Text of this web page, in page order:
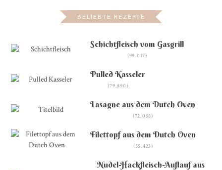
BELIEBTE REZEPTE
Schichtfleisch vom Gasgrill
(99.017)
Pulled Kasseler
(79.890)
Lasagne aus dem Dutch Oven
(72.058)
Filettopf aus dem Dutch Oven
(55.423)
Nudel-Hackfleisch-Auflauf aus